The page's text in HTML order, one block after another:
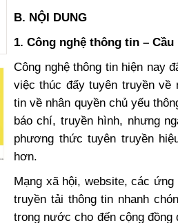
B. NỘI DUNG
1. Công nghệ thông tin –
Công nghệ thông tin hiện nay
việc thúc đẩy tuyên truyền về
tin về nhân quyền chủ yếu
báo chí, truyền hình, nhưng
phương thức tuyên truyền
hơn.
Mạng xã hội, website, các
truyền tải thông tin nhanh
trong nước cho đến cộng